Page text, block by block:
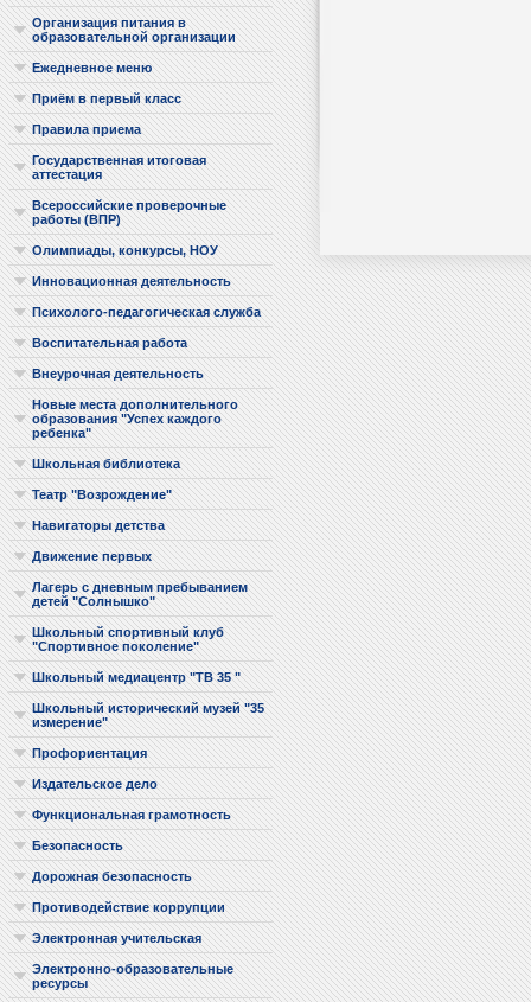
Организация питания в
образовательной организации
Ежедневное меню
Приём в первый класс
Правила приема
Государственная итоговая
аттестация
Всероссийские проверочные
работы (ВПР)
Олимпиады, конкурсы, НОУ
Инновационная деятельность
Психолого-педагогическая служба
Воспитательная работа
Внеурочная деятельность
Новые места дополнительного
образования "Успех каждого
ребенка"
Школьная библиотека
Театр "Возрождение"
Навигаторы детства
Движение первых
Лагерь с дневным пребыванием
детей "Солнышко"
Школьный спортивный клуб
"Спортивное поколение"
Школьный медиацентр "ТВ 35 "
Школьный исторический музей "35
измерение"
Профориентация
Издательское дело
Функциональная грамотность
Безопасность
Дорожная безопасность
Противодействие коррупции
Электронная учительская
Электронно-образовательные
ресурсы